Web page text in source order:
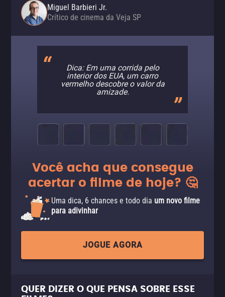
Miguel Barbieri Jr.
Crítico de cinema da Veja SP
Dica: Em uma corrida pelo
interior dos EUA, um carro
vermelho descobre o valor da
amizade.
Você acha que consegue
acertar o filme de hoje? 🤔
Uma dica, 6 chances e todo dia um novo filme
para adivinhar
JOGUE AGORA
QUER DIZER O QUE PENSA SOBRE ESSE